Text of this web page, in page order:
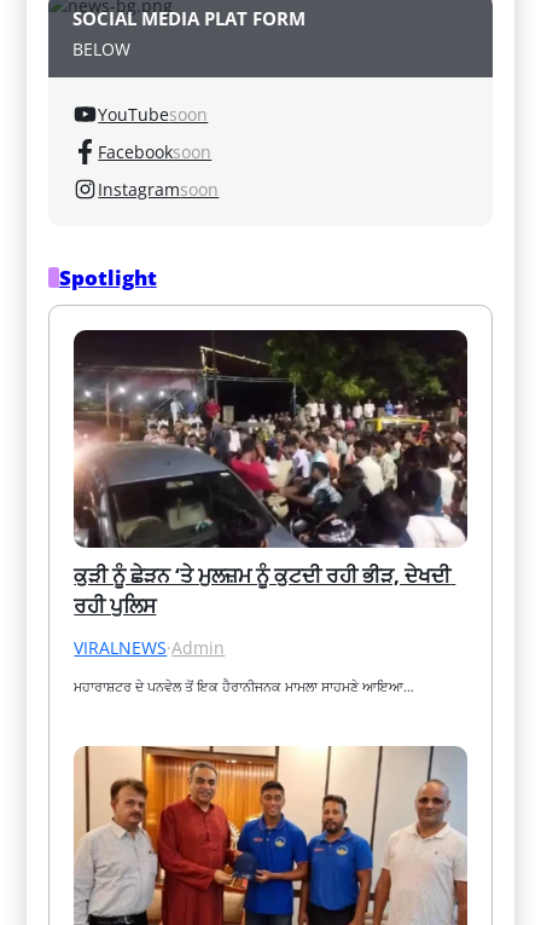
SOCIAL MEDIA PLAT FORM
BELOW
YouTubesoon
Facebooksoon
Instagramsoon
Spotlight
ਕੁੜੀ ਨੂੰ ਛੇੜਨ ‘ਤੇ ਮੁਲਜ਼ਮ ਨੂੰ ਕੁਟਦੀ ਰਹੀ ਭੀੜ, ਦੇਖਦੀ
ਰਹੀ ਪੁਲਿਸ
VIRALNEWS·Admin
ਮਹਾਰਾਸ਼ਟਰ ਦੇ ਪਨਵੇਲ ਤੋਂ ਇਕ ਹੈਰਾਨੀਜਨਕ ਮਾਮਲਾ ਸਾਹਮਣੇ ਆਇਆ…